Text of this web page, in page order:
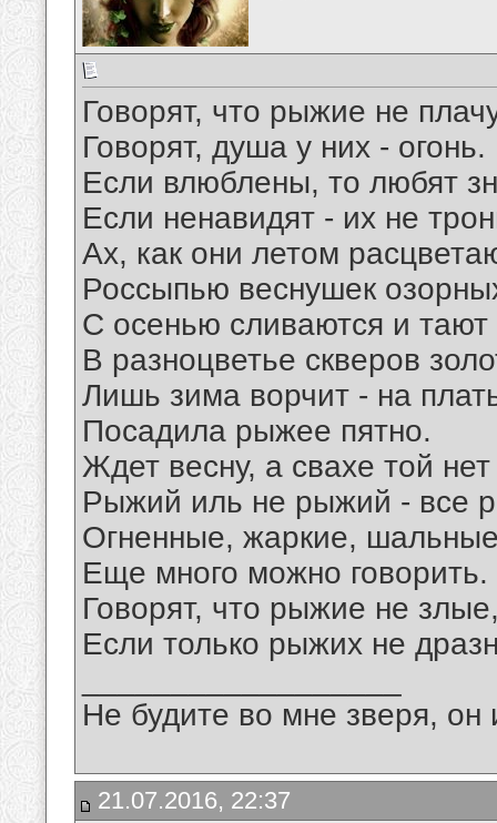
Говорят, что рыжие не
Говорят, душа у них - огонь.
Если влюблены, то любят
Если ненавидят - их не
Ах, как они летом
Россыпью веснушек
С осенью сливаются и тают
В разноцветье скверов
Лишь зима ворчит - на
Посадила рыжее пятно.
Ждет весну, а свахе той
Рыжий иль не рыжий - все
Огненные, жаркие,
Еще много можно говорить.
Говорят, что рыжие не
Если только рыжих не
Не будите во мне зверя, он
21.07.2016, 22:37